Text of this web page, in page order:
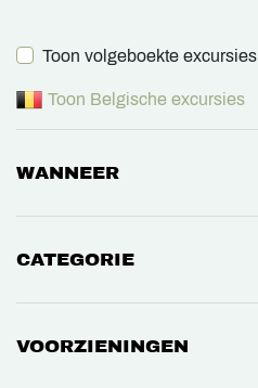
Toon volgeboekte excursies
Toon Belgische excursies
WANNEER
CATEGORIE
VOORZIENINGEN